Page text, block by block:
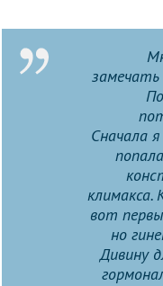
Сначала
вот
но
Дивину